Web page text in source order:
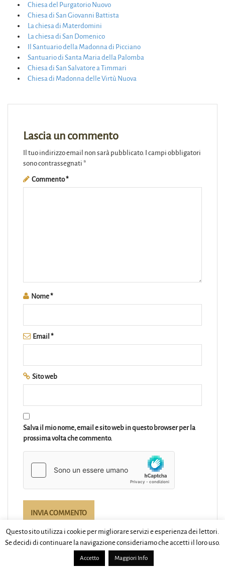
Chiesa del Purgatorio Nuovo
Chiesa di San Giovanni Battista
La chiesa di Materdomini
La chiesa di San Domenico
Il Santuario della Madonna di Picciano
Santuario di Santa Maria della Palomba
Chiesa di San Salvatore a Timmari
Chiesa di Madonna delle Virtù Nuova
Lascia un commento
Il tuo indirizzo email non sarà pubblicato. I campi obbligatori
sono contrassegnati *
Commento*
Nome*
Email *
Sito web
Salva il mio nome, email e sito web in questo browser per la
prossima volta che commento.
Questo sito utilizza i cookie per migliorare servizi e esperienza dei lettori.
Se decidi di continuare la navigazione consideriamo che accetti il loro uso.
Accetto Maggiori Info